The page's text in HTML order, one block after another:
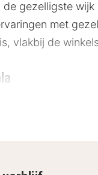
gezelligste
met
vlakbij de
Uppsala